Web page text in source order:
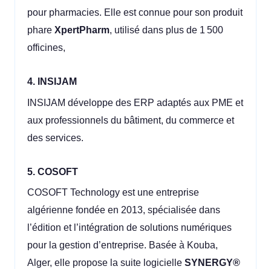
pour pharmacies. Elle est connue pour son produit
phare XpertPharm, utilisé dans plus de 1 500
officines,
4. INSIJAM
INSIJAM développe des ERP adaptés aux PME et
aux professionnels du bâtiment, du commerce et
des services.
5. COSOFT
COSOFT Technology est une entreprise
algérienne fondée en 2013, spécialisée dans
l’édition et l’intégration de solutions numériques
pour la gestion d’entreprise. Basée à Kouba,
Alger, elle propose la suite logicielle SYNERGY®